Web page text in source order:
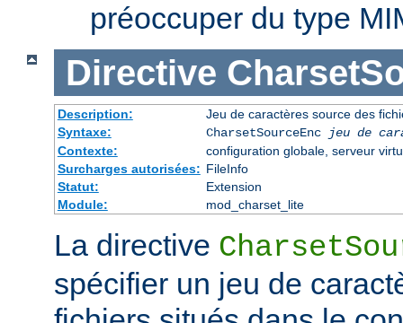
préoccuper du type
Directive
Description:
Jeu de caractères source des
Syntaxe:
CharsetSourceEnc
jeu de
Contexte:
configuration globale, serveur
Surcharges autorisées: FileInfo
Statut:
Extension
Module:
mod_charset_lite
La directive
spécifier un jeu de